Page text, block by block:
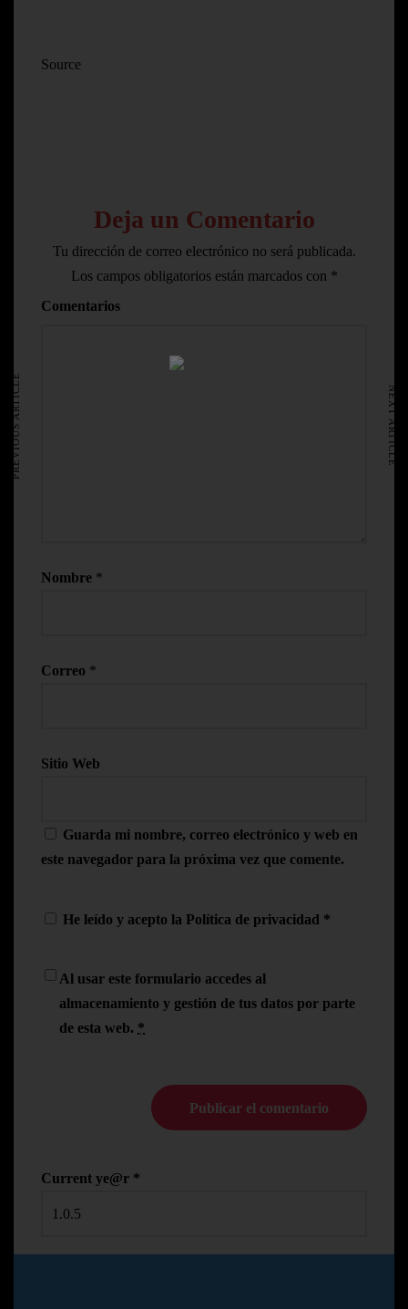
AVISO LEGAL
Source
Deja un Comentario
Tu dirección de correo electrónico no será publicada.
Los campos obligatorios están marcados con *
Comentarios
Nombre *
Correo *
Sitio Web
Guarda mi nombre, correo electrónico y web en
este navegador para la próxima vez que comente.
He leído y acepto la Política de privacidad *
Al usar este formulario accedes al
almacenamiento y gestión de tus datos por parte
de esta web. *
Current ye@r *
PREVIOUS ARTICLE NEXT ARTICLE